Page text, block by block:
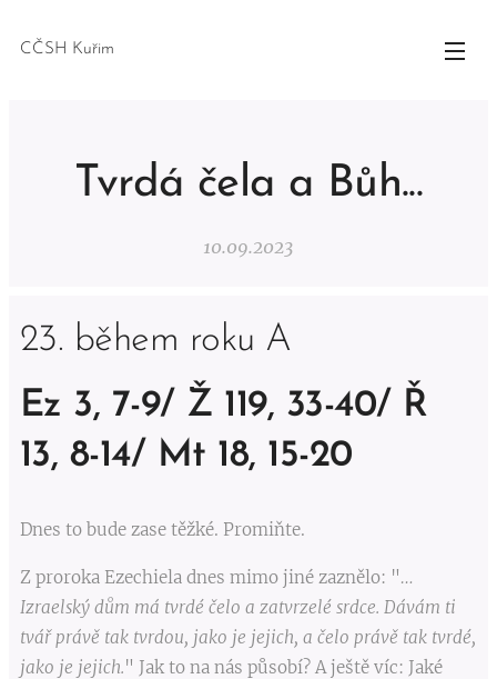
CČSH Kuřim
Tvrdá čela a Bůh...
10.09.2023
23. během roku A
Ez 3, 7-9/ Ž 119, 33-40/ Ř
13, 8-14/ Mt 18, 15-20
Dnes to bude zase těžké. Promiňte.
Z proroka Ezechiela dnes mimo jiné zaznělo: "…
Izraelský dům má tvrdé čelo a zatvrzelé srdce. Dávám ti
tvář právě tak tvrdou, jako je jejich, a čelo právě tak tvrdé,
jako je jejich." Jak to na nás působí? A ještě víc: Jaké